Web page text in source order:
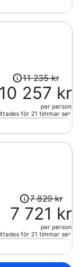
är
person
Priset
var
11
kr
person
11 235 kr
10 257 kr
per person
för 21 timmar sen
Priset
var
7
829 kr
är
7 829 kr
7 721 kr
per person
för 21 timmar sen